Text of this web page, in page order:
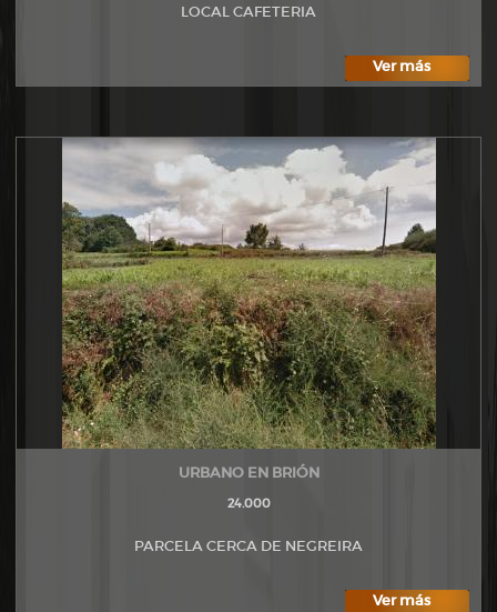
LOCAL CAFETERIA
Ver más
URBANO EN BRIÓN
24.000
PARCELA CERCA DE NEGREIRA
Ver más